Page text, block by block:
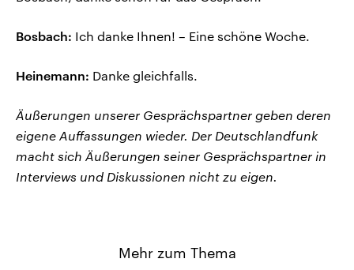
Bosbach: Ich danke Ihnen! – Eine schöne Woche.
Heinemann: Danke gleichfalls.
Äußerungen unserer Gesprächspartner geben deren
eigene Auffassungen wieder. Der Deutschlandfunk
macht sich Äußerungen seiner Gesprächspartner in
Interviews und Diskussionen nicht zu eigen.
Mehr zum Thema